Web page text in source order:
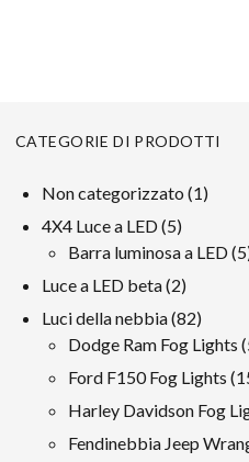
CATEGORIE DI PRODOTTI
Non categorizzato 11
4X4 Luce a LED 55
prodotti
Barra luminosa a LED 5
Luce a LED beta 22
prodotti
Luci della nebbia 8282
Dodge Ram Fog Lights
Ford F150 Fog Lights
Harley Davidson Fog
Fendinebbia Jeep